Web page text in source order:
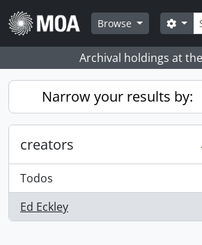
Skip to main content
Browse
Archival holdings at
Narrow your results by:
creators
Todos
Ed Eckley
, 1 resultados